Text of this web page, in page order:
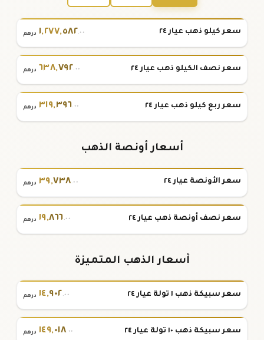
سعر كيلو ذهب عيار ٢٤ ١,٢٧٧,٥٨٢.٠٠ درهم
سعر نصف الكيلو ذهب عيار ٢٤ ٦٣٨,٧٩٢.٠٠ درهم
سعر ربع كيلو ذهب عيار ٢٤ ٣١٩,٣٩٦.٠٠ درهم
أسعار أونصة الذهب
سعر الأونصة عيار ٢٤ ٣٩,٧٣٨.٠٠ درهم
سعر نصف أونصة ذهب عيار ٢٤ ١٩,٨٦٦.٠٠ درهم
أسعار الذهب المتميزة
سعر سبيكة ذهب ١ تولة عيار ٢٤ ١٤,٩٠٢.٠٠ درهم
سعر سبيكة ذهب ١٠ تولة عيار ٢٤ ١٤٩,٠١٨.٠٠ درهم